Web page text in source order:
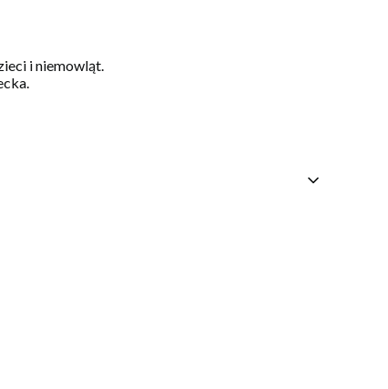
i niemowląt.